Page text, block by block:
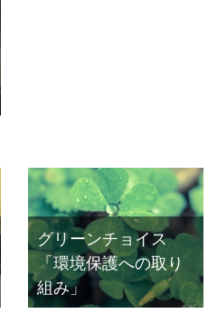
グリーンチョイス
「環境保護への取り
組み」